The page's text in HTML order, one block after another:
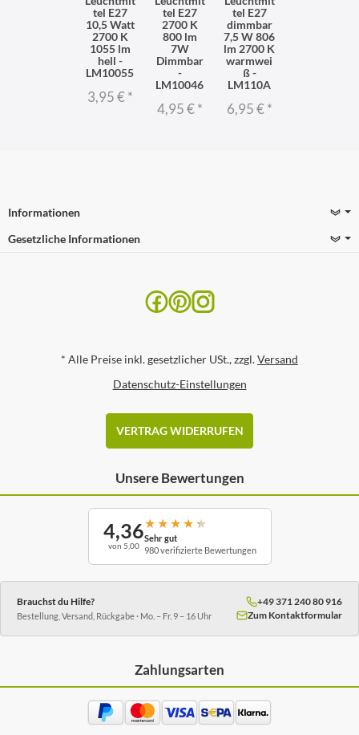
tel E27
10,5 Watt
2700 K
1055 lm
hell -
LM10055
3,95 €*
tel E27
2700 K
800 lm
7W
Dimmbar
-
LM10046
4,95 €*
tel E27
dimmbar
7,5 W 806
lm 2700 K
warmwei
ß -
LM110A
6,95 €*
Informationen
Gesetzliche Informationen
* Alle Preise inkl. gesetzlicher USt., zzgl.Versand
Datenschutz-Einstellungen
VERTRAG WIDERRUFEN
Unsere Bewertungen
4,36
von 5,00
★ ★ ★ ★ ★
Sehr gut
980 verifizierte Bewertungen
Brauchst du Hilfe?
Bestellung, Versand, Rückgabe · Mo. – Fr. 9 – 16 Uhr
+49 371 240 80 916
Zum Kontaktformular
Zahlungsarten